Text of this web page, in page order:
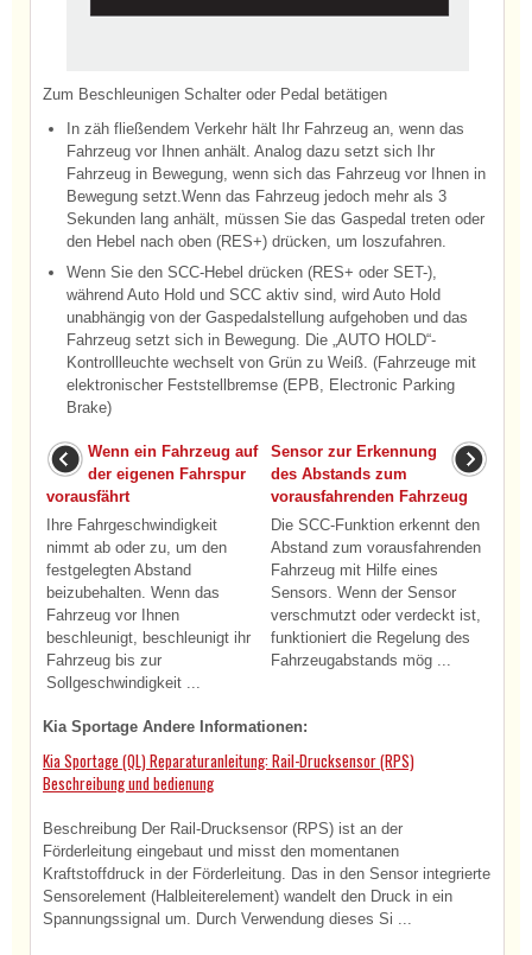
Zum Beschleunigen Schalter oder Pedal betätigen
In zäh fließendem Verkehr hält Ihr Fahrzeug an, wenn das
Fahrzeug vor Ihnen anhält. Analog dazu setzt sich Ihr
Fahrzeug in Bewegung, wenn sich das Fahrzeug vor Ihnen in
Bewegung setzt.Wenn das Fahrzeug jedoch mehr als 3
Sekunden lang anhält, müssen Sie das Gaspedal treten oder
den Hebel nach oben (RES+) drücken, um loszufahren.
Wenn Sie den SCC-Hebel drücken (RES+ oder SET-),
während Auto Hold und SCC aktiv sind, wird Auto Hold
unabhängig von der Gaspedalstellung aufgehoben und das
Fahrzeug setzt sich in Bewegung. Die „AUTO HOLD“-
Kontrollleuchte wechselt von Grün zu Weiß. (Fahrzeuge mit
elektronischer Feststellbremse (EPB, Electronic Parking
Brake)
Wenn ein Fahrzeug auf
der eigenen Fahrspur
vorausfährt
Ihre Fahrgeschwindigkeit
nimmt ab oder zu, um den
festgelegten Abstand
beizubehalten. Wenn das
Fahrzeug vor Ihnen
beschleunigt, beschleunigt ihr
Fahrzeug bis zur
Sollgeschwindigkeit ...
Sensor zur Erkennung
des Abstands zum
vorausfahrenden Fahrzeug
Die SCC-Funktion erkennt den
Abstand zum vorausfahrenden
Fahrzeug mit Hilfe eines
Sensors. Wenn der Sensor
verschmutzt oder verdeckt ist,
funktioniert die Regelung des
Fahrzeugabstands mög ...
Kia Sportage Andere Informationen:
Kia Sportage (QL) Reparaturanleitung: Rail-Drucksensor (RPS)
Beschreibung und bedienung
Beschreibung Der Rail-Drucksensor (RPS) ist an der
Förderleitung eingebaut und misst den momentanen
Kraftstoffdruck in der Förderleitung. Das in den Sensor integrierte
Sensorelement (Halbleiterelement) wandelt den Druck in ein
Spannungssignal um. Durch Verwendung dieses Si ...